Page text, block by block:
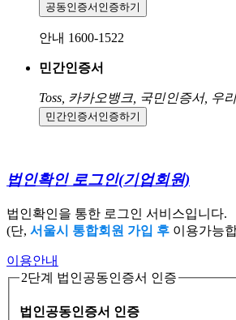
공동인증서 인증하기
안내 1600-1522
민간인증서
Toss, 카카오뱅크, 국민인증서, 우
민간인증서 인증하기
법인확인 로그인(기업회원)
법인확인을 통한 로그인 서비스입니다.
(단, 서울시 통합회원 가입 후 이용가능
이용안내
2단계 법인공동인증서 인증
법인공동인증서 인증